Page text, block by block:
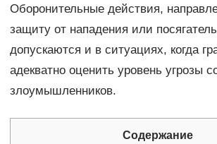
Оборонительные действия,
защиту от нападения или
допускаются и в ситуациях, когда
адекватно оценить уровень угрозы
злоумышленников.
Содержание